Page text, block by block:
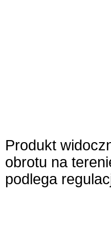
Produkt
obrotu na
podlega